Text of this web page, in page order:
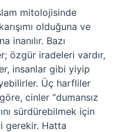
mitolojisinde
olduğuna ve
inanılır. Bazı
özgür iradeleri vardır,
insanlar gibi yiyip
Üç harfliler
cinler “dumansız
sürdürebilmek için
gerekir. Hatta